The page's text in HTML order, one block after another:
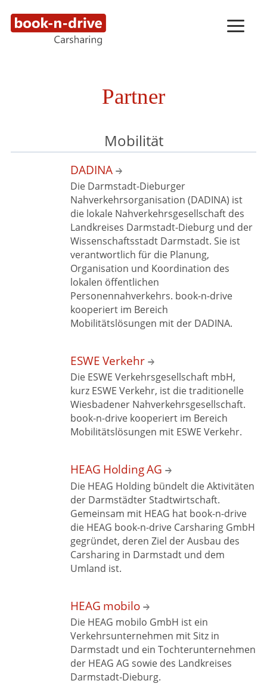
Partner
Mobilität
DADINA
Die Darmstadt-Dieburger
Nahverkehrsorganisation (DADINA) ist
die lokale Nahverkehrsgesellschaft des
Landkreises Darmstadt-Dieburg und der
Wissenschaftsstadt Darmstadt. Sie ist
verantwortlich für die Planung,
Organisation und Koordination des
lokalen öffentlichen
Personennahverkehrs. book-n-drive
kooperiert im Bereich
Mobilitätslösungen mit der DADINA.
ESWE Verkehr
Die ESWE Verkehrsgesellschaft mbH,
kurz ESWE Verkehr, ist die traditionelle
Wiesbadener Nahverkehrsgesellschaft.
book-n-drive kooperiert im Bereich
Mobilitätslösungen mit ESWE Verkehr.
HEAG Holding AG
Die HEAG Holding bündelt die Aktivitäten
der Darmstädter Stadtwirtschaft.
Gemeinsam mit HEAG hat book-n-drive
die HEAG book-n-drive Carsharing GmbH
gegründet, deren Ziel der Ausbau des
Carsharing in Darmstadt und dem
Umland ist.
HEAG mobilo
Die HEAG mobilo GmbH ist ein
Verkehrsunternehmen mit Sitz in
Darmstadt und ein Tochterunternehmen
der HEAG AG sowie des Landkreises
Darmstadt‑Dieburg.